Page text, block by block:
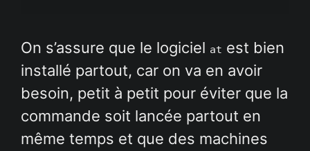
On s’assure que le logiciel at est bien
installé partout, car on va en avoir
besoin, petit à petit pour éviter que la
commande soit lancée partout en
même temps et que des machines